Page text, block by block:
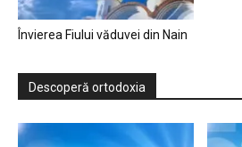
Învierea Fiului văduvei din Nain
Descoperă ortodoxia